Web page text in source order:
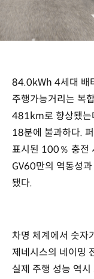
84.0kWh 4세대 배
주행가능거리는 복
481km로 향상됐는
18분에 불과하다.
표시된 100％ 충전
GV60만의 역동성
됐다.
차명 체계에서 숫자
제네시스의 네이밍
실제 주행 성능 역